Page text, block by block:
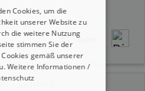
Teilen
- Unified
Cookies, um die
unserer Website zu
die weitere Nutzung
stimmen Sie der
gemäß unserer
Weitere Informationen /